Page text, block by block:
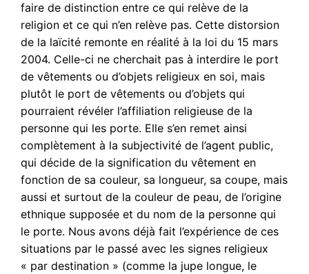
faire de distinction entre ce qui relève de la
religion et ce qui n’en relève pas. Cette distorsion
de la laïcité remonte en réalité à la loi du 15 mars
2004. Celle-ci ne cherchait pas à interdire le port
de vêtements ou d’objets religieux en soi, mais
plutôt le port de vêtements ou d’objets qui
pourraient révéler l’affiliation religieuse de la
personne qui les porte. Elle s’en remet ainsi
complètement à la subjectivité de l’agent public,
qui décide de la signification du vêtement en
fonction de sa couleur, sa longueur, sa coupe, mais
aussi et surtout de la couleur de peau, de l’origine
ethnique supposée et du nom de la personne qui
le porte. Nous avons déjà fait l’expérience de ces
situations par le passé avec les signes religieux
« par destination » (comme la jupe longue, le